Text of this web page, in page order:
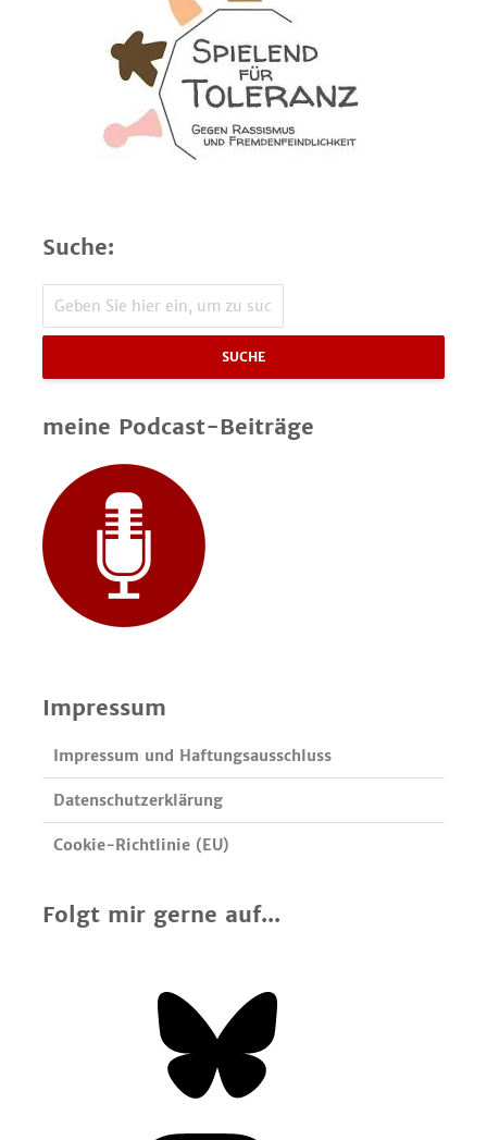
Suche:
SUCHE
meine Podcast-Beiträge
Impressum
Impressum und Haftungsausschluss
Datenschutzerklärung
Cookie-Richtlinie (EU)
Folgt mir gerne auf...